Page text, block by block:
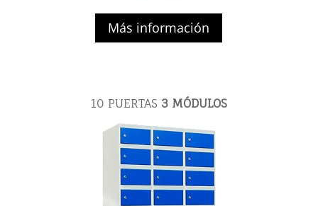
Más información
10 PUERTAS 3 MÓDULOS